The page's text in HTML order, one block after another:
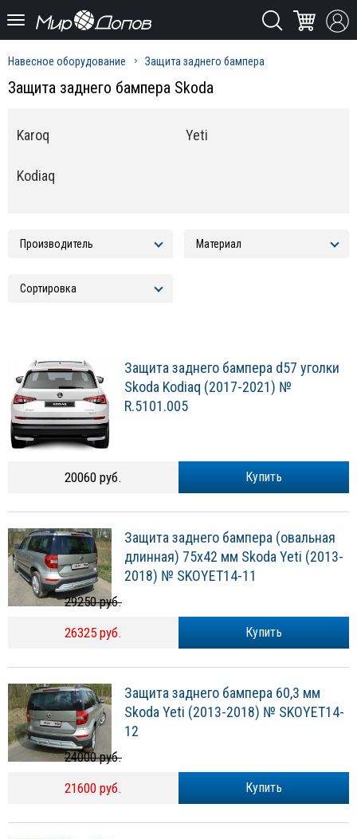
Навесное оборудование Защита заднего бампера
Защита заднего бампера Skoda
Karoq
Kodiaq
Yeti
Защита заднего бампера d57 уголки
Skoda Kodiaq (2017-2021) №
R.5101.005
Купить
20060 руб.
Защита заднего бампера (овальная
длинная) 75х42 мм Skoda Yeti (2013-
2018) № SKOYET14-11
Купить
29250 руб.
26325 руб.
Защита заднего бампера 60,3 мм
Skoda Yeti (2013-2018) № SKOYET14-
12
Купить
24000 руб.
21600 руб.